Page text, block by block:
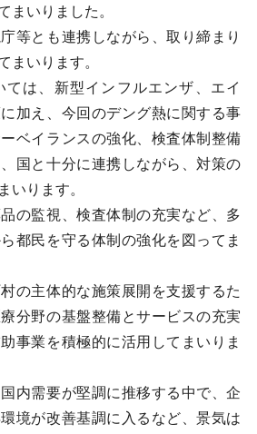
まいりました。
等とも連携しながら、取り締まり
まいります。
は、新型インフルエンザ、エイ
加え、今回のデング熱に関する事
ベイランスの強化、検査体制整備
国と十分に連携しながら、対策の
いります。
の監視、検査体制の充実など、多
都民を守る体制の強化を図ってま
の主体的な施策展開を支援するた
分野の基盤整備とサービスの充実
事業を積極的に活用してまいりま
内需要が堅調に推移する中で、企
境が改善基調に入るなど、景気は